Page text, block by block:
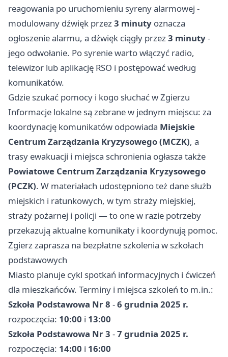
reagowania po uruchomieniu syreny alarmowej -
modulowany dźwięk przez3 minuty oznacza
ogłoszenie alarmu, a dźwięk ciągły przez3 minuty-
jego odwołanie. Po syrenie warto włączyć radio,
telewizor lub aplikację RSO i postępować według
komunikatów.
Gdzie szukać pomocy i kogo słuchać w Zgierzu
Informacje lokalne są zebrane w jednym miejscu: za
koordynację komunikatów odpowiada Miejskie
Centrum Zarządzania Kryzysowego (MCZK), a
trasy ewakuacji i miejsca schronienia ogłasza także
Powiatowe Centrum Zarządzania Kryzysowego
(PCZK). W materiałach udostępniono też dane służb
miejskich i ratunkowych, w tym straży miejskiej,
straży pożarnej i policji — to one w razie potrzeby
przekazują aktualne komunikaty i koordynują pomoc.
Zgierz zaprasza na bezpłatne szkolenia w szkołach
podstawowych
Miasto planuje cykl spotkań informacyjnych i ćwiczeń
dla mieszkańców. Terminy i miejsca szkoleń to m.in.:
Szkoła Podstawowa Nr 8 -6 grudnia 2025 r.
rozpoczęcia: 10:00 i 13:00
Szkoła Podstawowa Nr 3 -7 grudnia 2025 r.
rozpoczęcia: 14:00 i 16:00